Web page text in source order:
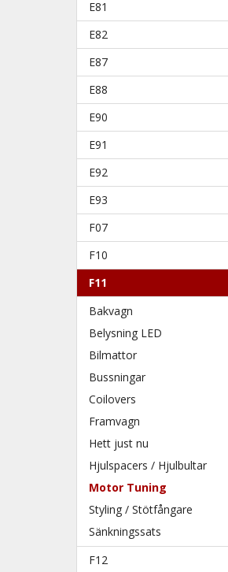
E81
E82
E87
E88
E90
E91
E92
E93
F07
F10
F11
Bakvagn
Belysning LED
Bilmattor
Bussningar
Coilovers
Framvagn
Hett just nu
Hjulspacers / Hjulbultar
Motor Tuning
Styling / Stötfångare
Sänkningssats
F12